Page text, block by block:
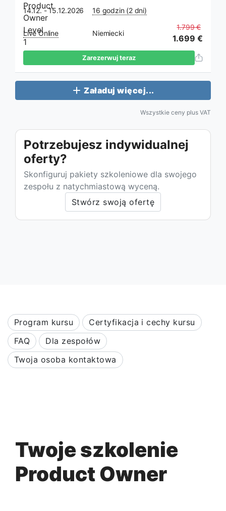
14.12. - 15.12.2026 16 godzin (2 dni)
Live Online Niemiecki
1.799 €
1.699 €
Zarezerwuj teraz
Załaduj więcej...
Wszystkie ceny plus VAT
Potrzebujesz indywidualnej
oferty?
Skonfiguruj pakiety szkoleniowe dla swojego
zespołu z natychmiastową wyceną.
Stwórz swoją ofertę
Program kursu
Certyfikacja i cechy kursu
FAQ
Dla zespołów
Twoja osoba kontaktowa
Twoje szkolenie
Product Owner